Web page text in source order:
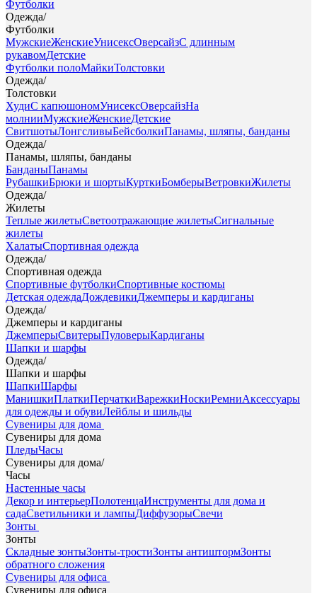
Футболки
Одежда/
Футболки
МужскиеЖенскиеУнисексОверсайзС длинным
рукавомДетские
Футболки полоМайкиТолстовки
Одежда/
Толстовки
ХудиС капюшономУнисексОверсайзНа
молнииМужскиеЖенскиеДетские
СвитшотыЛонгсливыБейсболкиПанамы, шляпы, банданы
Одежда/
Панамы, шляпы, банданы
БанданыПанамы
РубашкиБрюки и шортыКурткиБомберыВетровкиЖилеты
Одежда/
Жилеты
Теплые жилетыСветоотражающие жилетыСигнальные
жилеты
ХалатыСпортивная одежда
Одежда/
Спортивная одежда
Спортивные футболкиСпортивные костюмы
Детская одеждаДождевикиДжемперы и кардиганы
Одежда/
Джемперы и кардиганы
ДжемперыСвитерыПуловерыКардиганы
Шапки и шарфы
Одежда/
Шапки и шарфы
ШапкиШарфы
МанишкиПлаткиПерчаткиВарежкиНоскиРемниАксессуары
для одежды и обувиЛейблы и шильды
Сувениры для дома
Сувениры для дома
ПледыЧасы
Сувениры для дома/
Часы
Настенные часы
Декор и интерьерПолотенцаИнструменты для дома и
садаСветильники и лампыДиффузорыСвечи
Зонты
Зонты
Складные зонтыЗонты-тростиЗонты антиштормЗонты
обратного сложения
Сувениры для офиса
Сувениры для офиса